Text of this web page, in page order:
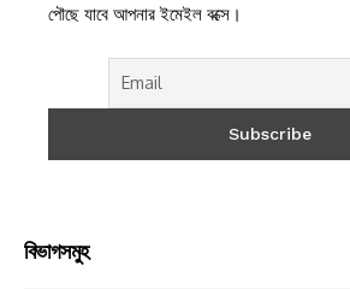
পৌছে যাবে আপনার ইমেইল বক্সে।
বিভাগসমুহ